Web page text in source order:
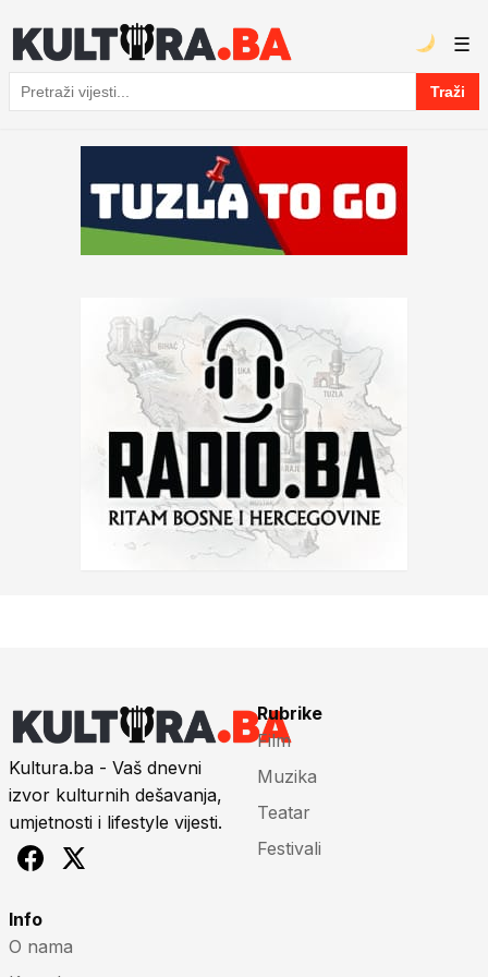
Pretraga
Traži
☰
Kultura.ba - Vaš dnevni
izvor kulturnih dešavanja,
umjetnosti i lifestyle vijesti.
Rubrike
Film
Muzika
Teatar
Festivali
Info
O nama